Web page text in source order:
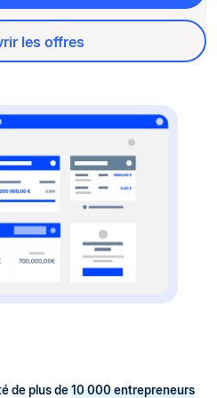
les offres
de plus de10 000 entrepreneurs